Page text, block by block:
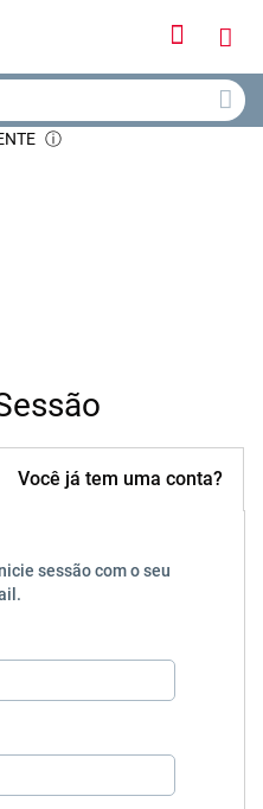
Iniciar
Meu
ⓘ
Você já tem uma conta?
sessão com o seu